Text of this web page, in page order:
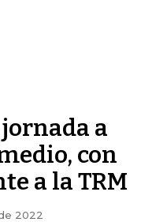
a
con
a la TRM
2022